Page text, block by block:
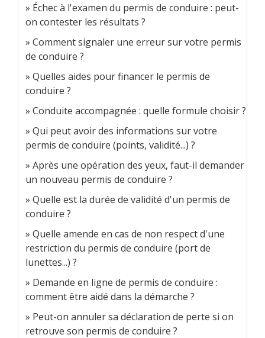
Échec à l'examen du permis de conduire : peut-
on contester les résultats ?
Comment signaler une erreur sur votre permis
de conduire ?
Quelles aides pour financer le permis de
conduire ?
Conduite accompagnée : quelle formule choisir ?
Qui peut avoir des informations sur votre
permis de conduire (points, validité...) ?
Après une opération des yeux, faut-il demander
un nouveau permis de conduire ?
Quelle est la durée de validité d'un permis de
conduire ?
Quelle amende en cas de non respect d'une
restriction du permis de conduire (port de
lunettes...) ?
Demande en ligne de permis de conduire :
comment être aidé dans la démarche ?
Peut-on annuler sa déclaration de perte si on
retrouve son permis de conduire ?